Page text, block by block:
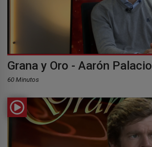
Grana y Oro - Aarón Palacio
60 Minutos